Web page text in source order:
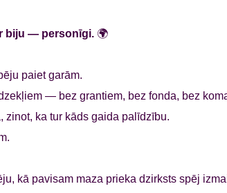
biju — personīgi. 🌍
paiet garām.
— bez grantiem, bez fonda, bez
zinot, ka tur kāds gaida palīdzību.
kā pavisam maza prieka dzirksts spēj